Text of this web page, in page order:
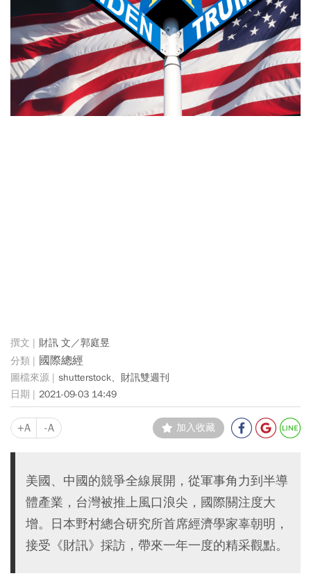
財訊 文／郭庭昱
國際總經
shutterstock、財訊雙週刊
2021-09-03 14:49
+A -A 加入收藏
美國、中國的競爭全線展開，從軍事角力到半導
體產業，台灣被推上風口浪尖，國際關注度大
增。日本野村總合研究所首席經濟學家辜朝明，
接受《財訊》採訪，帶來一年一度的精采觀點。